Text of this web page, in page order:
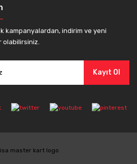
kampanyalardan, indirim ve yeni
Kayıt Ol